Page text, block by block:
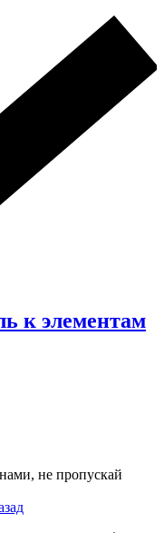
к элементам
не пропускай